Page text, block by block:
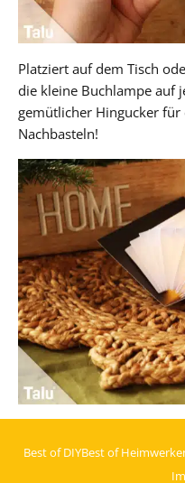
Platziert auf dem Tisch
die kleine Buchlampe auf
gemütlicher Hingucker für
Nachbasteln!
Best of DIYBest of